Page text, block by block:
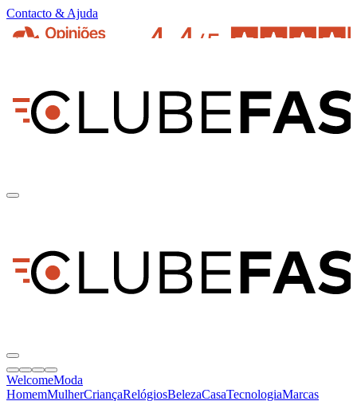
Contacto & Ajuda
WelcomeModa
HomemMulherCriançaRelógiosBelezaCasaTecnologiaMarcas